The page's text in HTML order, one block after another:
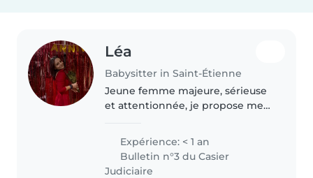
Léa
Babysitter in Saint-Étienne
Jeune femme majeure, sérieuse
et attentionnée, je propose mes
bienveillance et sécurité. Ayant
toujours aimé le contact avec les
enfants, je suis à l'aise avec..
Expérience: < 1 an
Bulletin n°3 du Casier
Judiciaire